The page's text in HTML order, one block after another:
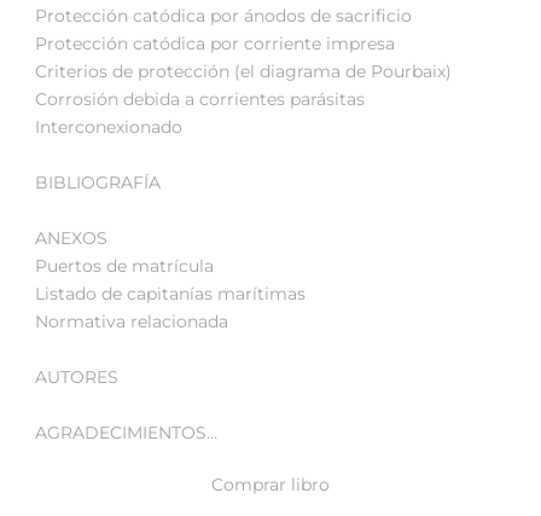
Protección catódica por ánodos de sacrificio
Protección catódica por corriente impresa
Criterios de protección (el diagrama de Pourbaix)
Corrosión debida a corrientes parásitas
Interconexionado
BIBLIOGRAFÍA
ANEXOS
Puertos de matrícula
Listado de capitanías marítimas
Normativa relacionada
AUTORES
AGRADECIMIENTOS…
Comprar libro